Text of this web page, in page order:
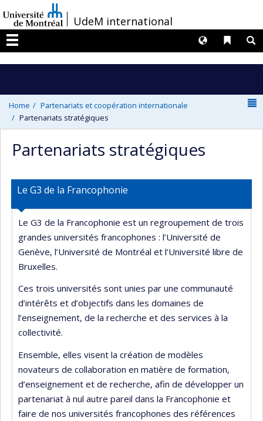
au
contenu
/UdeM international
Menu
Liens
Langues
Home
Partenariats et coopération internationale
Partenariats stratégiques
Partenariats stratégiques
Le G3 de la Francophonie
Le G3 de la Francophonie est un regroupement de trois
grandes universités francophones : l’Université de
Genève, l’Université de Montréal et l’Université libre de
Bruxelles.
Ces trois universités sont unies par une communauté
d’intérêts et d’objectifs dans les domaines de
l’enseignement, de la recherche et des services à la
collectivité.
Ensemble, elles visent la création de modèles
novateurs de collaboration en matière de formation,
d’enseignement et de recherche, afin de développer un
partenariat à nul autre pareil dans la Francophonie et
faire de nos universités francophones des références